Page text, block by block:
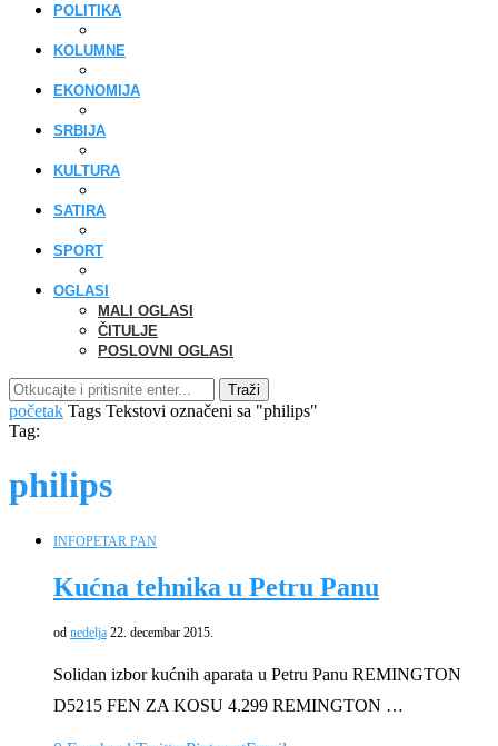
POLITIKA
KOLUMNE
EKONOMIJA
SRBIJA
KULTURA
SATIRA
SPORT
OGLASI
MALI OGLASI
ČITULJE
POSLOVNI OGLASI
Traži
početak Tags Tekstovi označeni sa "philips"
Tag:
philips
INFOPETAR PAN
Kućna tehnika u Petru Panu
od nedelja 22. decembar 2015.
Solidan izbor kućnih aparata u Petru Panu REMINGTON
D5215 FEN ZA KOSU 4.299 REMINGTON …